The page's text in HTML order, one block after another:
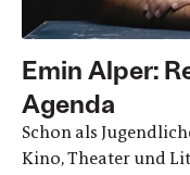
Emin Alper:
Agenda
Schon als
Kino, Theater und